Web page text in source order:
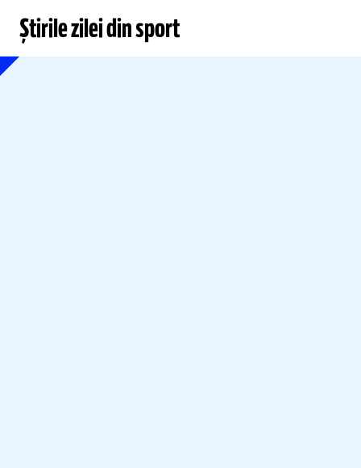
Știrile zilei din sport